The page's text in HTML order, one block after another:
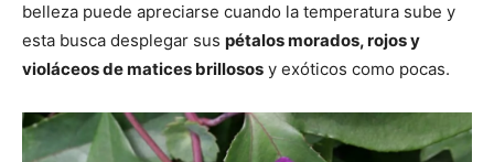
belleza puede apreciarse cuando la temperatura sube y
esta busca desplegar sus pétalos morados, rojos y
violáceos de matices brillosos y exóticos como pocas.